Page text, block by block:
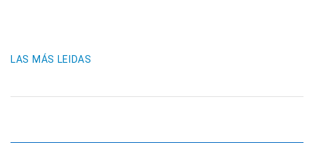
LAS MÁS LEIDAS